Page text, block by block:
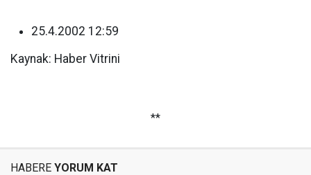
25.4.2002 12:59
Kaynak: Haber Vitrini
**
HABERE YORUM KAT